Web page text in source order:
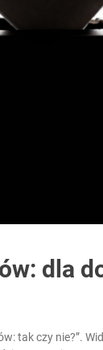
dla
tak czy nie?”.